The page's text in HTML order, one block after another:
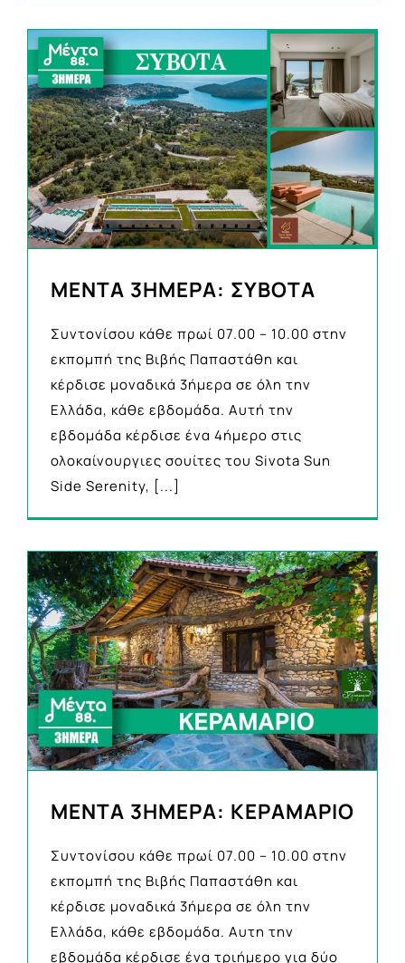
ΜΕΝΤΑ 3ΗΜΕΡΑ: ΣΥΒΟΤΑ
Συντονίσου κάθε πρωί 07.00 – 10.00 στην
εκπομπή της Βιβής Παπαστάθη και
κέρδισε μοναδικά 3ήμερα σε όλη την
Ελλάδα, κάθε εβδομάδα. Aυτή την
εβδομάδα κέρδισε ένα 4ήμερο στις
ολοκαίνουργιες σουίτες του Sivota Sun
Side Serenity, [...]
ΜΕΝΤΑ 3ΗΜΕΡΑ: ΚΕΡΑΜΑΡΙΟ
Συντονίσου κάθε πρωί 07.00 – 10.00 στην
εκπομπή της Βιβής Παπαστάθη και
κέρδισε μοναδικά 3ήμερα σε όλη την
Ελλάδα, κάθε εβδομάδα. Aυτη την
εβδομάδα κέρδισε ένα τριήμερο για δύο